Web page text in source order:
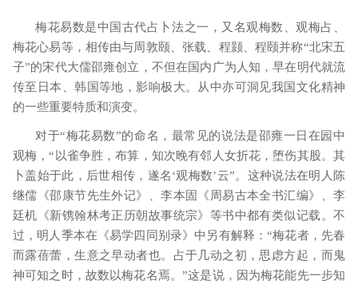
梅花易数是中国古代占卜法之一，又名观梅数、观梅占、
梅花心易等，相传由与周敦颐、张载、程颢、程颐并称“北宋五
子”的宋代大儒邵雍创立，不但在国内广为人知，早在明代就流
传至日本、韩国等地，影响极大。从中亦可洞见我国文化精神
的一些重要特质和演变。
对于“梅花易数”的命名，最常见的说法是邵雍一日在园中
观梅，“以雀争胜，布算，知次晚有邻人女折花，堕伤其股。其
卜盖始于此，后世相传，遂名‘观梅数’云”。这种说法在明人陈
继儒《邵康节先生外记》、李本固《周易古本全书汇编》、李
廷机《新镌翰林考正历朝故事统宗》等书中都有类似记载。不
过，明人季本在《易学四同别录》中另有解释：“梅花者，先春
而露蓓蕾，生意之早动者也。占于几动之初，思虑方起，而鬼
神可知之时，故数以梅花名焉。”这是说，因为梅花能先一步知